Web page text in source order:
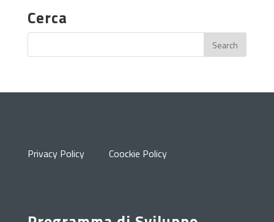
Cerca
Privacy Policy Coockie Policy